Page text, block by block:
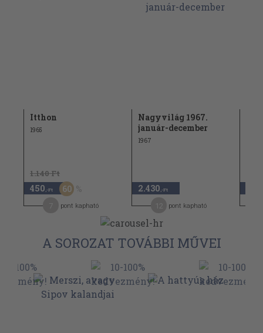
Itthon
1965
1.140 Ft
450 ,-Ft 60
pont kapható
Nagyvilág 1967.
január-december
1967
2.430 ,-Ft
pont kapható
A SOROZAT TOVÁBBI MŰVEI